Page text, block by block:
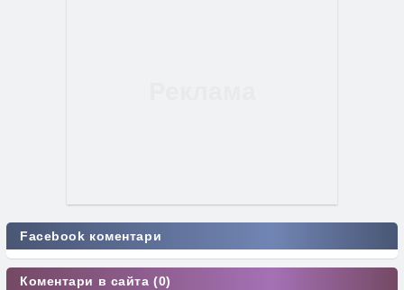
Facebook коментари
Коментари в сайта (0)